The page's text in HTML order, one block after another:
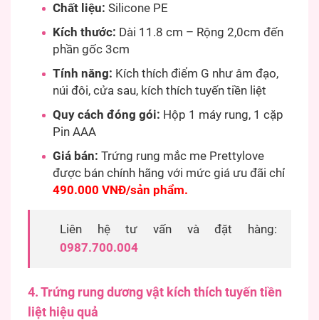
Chất liệu: Silicone PE
Kích thước: Dài 11.8 cm – Rộng 2,0cm đến
phần gốc 3cm
Tính năng: Kích thích điểm G như âm đạo,
núi đôi, cửa sau, kích thích tuyến tiền liệt
Quy cách đóng gói: Hộp 1 máy rung, 1 cặp
Pin AAA
Giá bán: Trứng rung mắc me Prettylove
được bán chính hãng với mức giá ưu đãi chỉ
490.000 VNĐ/sản phẩm.
Liên hệ tư vấn và đặt hàng:
0987.700.004
4. Trứng rung dương vật kích thích tuyến tiền
liệt hiệu quả